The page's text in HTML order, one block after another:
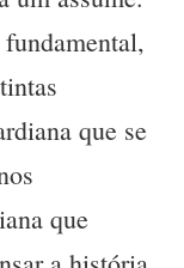
que se
que